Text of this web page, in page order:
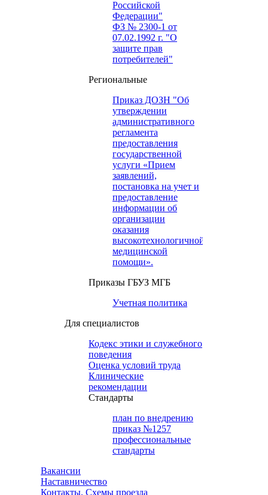
Российской
Федерации"
ФЗ № 2300-1 от
07.02.1992 г. "О
защите прав
потребителей"
Региональные
Приказ ДОЗН "Об
утверждении
административного
регламента
предоставления
государственной
услуги «Прием
заявлений,
постановка на учет и
предоставление
информации об
организации
оказания
высокотехнологичной
медицинской
помощи».
Приказы ГБУЗ МГБ
Учетная политика
Для специалистов
Кодекс этики и служебного
поведения
Оценка условий труда
Клинические
рекомендации
Cтандарты
план по внедрению
приказ №1257
профессиональные
стандарты
Вакансии
Наставничество
Контакты. Схемы проезда